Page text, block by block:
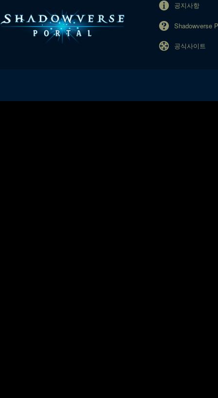
공지사항
Shadowverse
공식사이트